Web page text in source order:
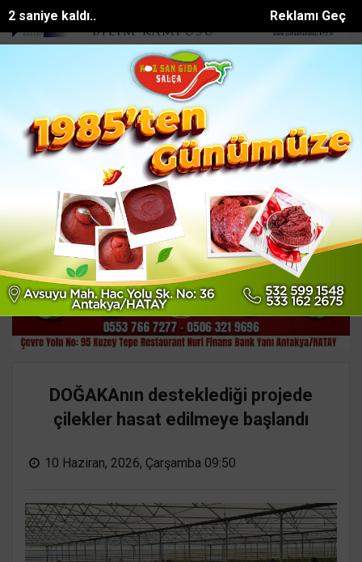
Reklamı Geç
1 saniye kaldı..
işçinin cenazesi ad... Fekede Cömert Özen sahada Her
Ana Sayfa HATAY
DOĞAKAnın desteklediği projede
çilekler hasat edilmeye başlandı
10 Haziran, 2026, Çarşamba 09:50